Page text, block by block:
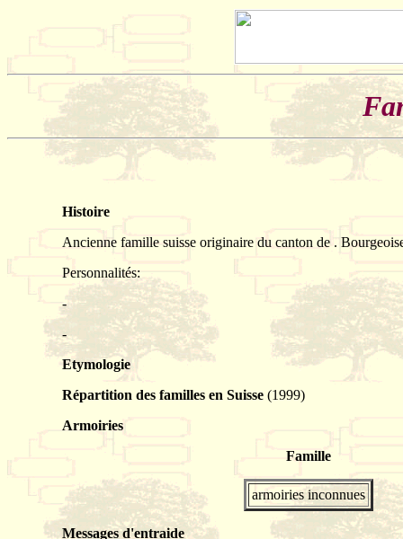
Histoire
Ancienne famille suisse originaire du canton de .
Personnalités:
-
-
Etymologie
Répartition des familles en Suisse (1999)
Armoiries
Famille
armoiries inconnues
Messages d'entraide